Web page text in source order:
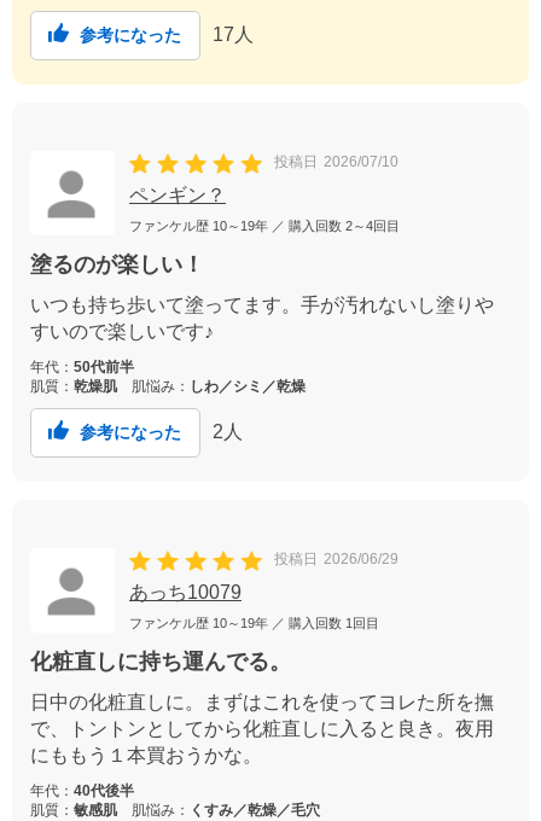
参考になった 17 人
投稿日 2026/07/10
ペンギン？
ファンケル歴 10～19年 ／ 購入回数 2～4回目
塗るのが楽しい！
いつも持ち歩いて塗ってます。手が汚れないし塗りや
すいので楽しいです♪
年代： 50代前半
肌質： 乾燥肌 肌悩み： しわ／シミ／乾燥
参考になった 2 人
投稿日 2026/06/29
あっち10079
ファンケル歴 10～19年 ／ 購入回数 1回目
化粧直しに持ち運んでる。
日中の化粧直しに。まずはこれを使ってヨレた所を撫
で、トントンとしてから化粧直しに入ると良き。夜用
にももう１本買おうかな。
年代： 40代後半
肌質： 敏感肌 肌悩み： くすみ／乾燥／毛穴